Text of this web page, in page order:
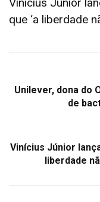
Vinícius Júnior
que ‘a liberdade
Unilever, dona do
de
Vinícius Júnior
liberdade